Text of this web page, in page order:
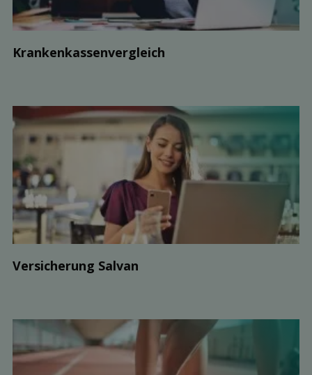
Kranken­kassen­vergleich
Ver­sicherung Salvan